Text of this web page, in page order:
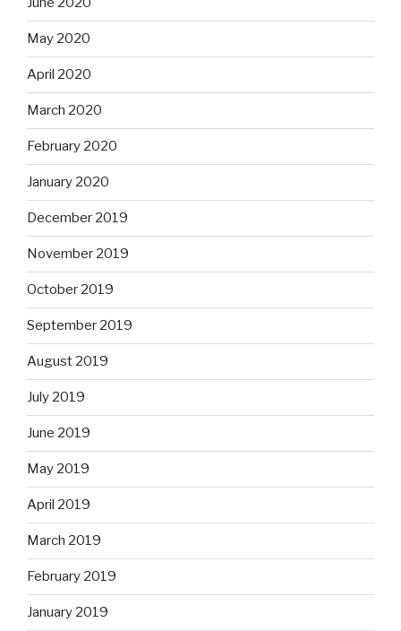
May 2020
April 2020
March 2020
February 2020
January 2020
December 2019
November 2019
October 2019
September 2019
August 2019
July 2019
June 2019
May 2019
April 2019
March 2019
February 2019
January 2019